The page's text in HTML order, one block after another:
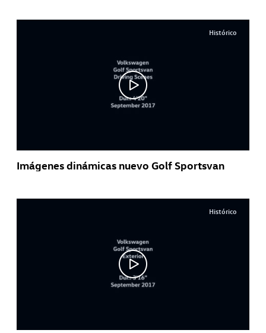
Imágenes dinámicas nuevo Golf Sportsvan
Histórico
Histórico